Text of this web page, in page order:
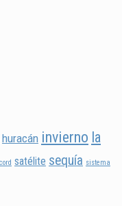
huracán invierno la
satélite sequía sistema